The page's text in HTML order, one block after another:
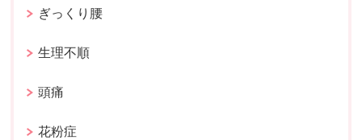
ぎっくり腰
生理不順
頭痛
花粉症